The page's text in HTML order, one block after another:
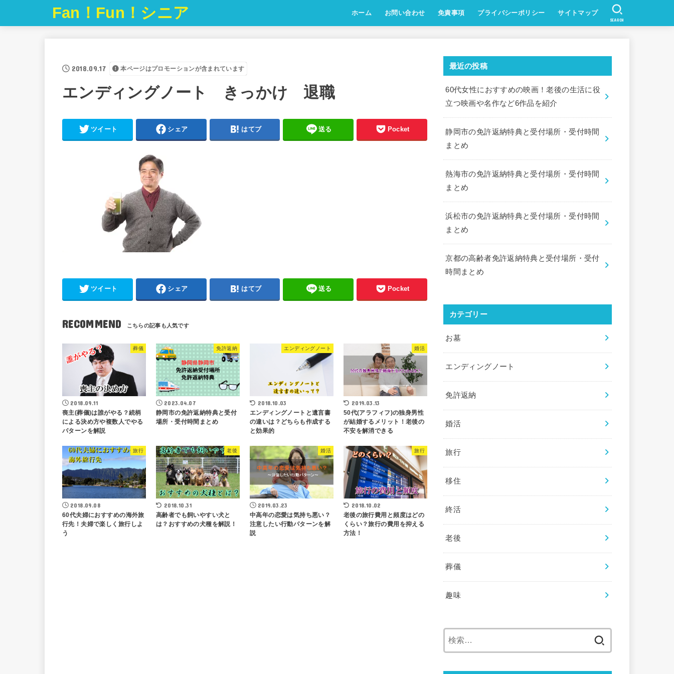
Fan！Fun！シニア ホーム お問い合わせ 免責事項 プライバシーポリシー サイトマップ
SEARCH
2018.09.17 本ページはプロモーションが含まれています
エンディングノート きっかけ 退職
ツイート シェア はてブ 送る Pocket
ツイート シェア はてブ 送る Pocket
RECOMMEND
葬儀
2018.09.11
喪主(葬儀)は誰がやる？続柄
による決め方や複数人でやる
パターンを解説
免許返納
2023.04.07
静岡市の免許返納特典と受付
場所・受付時間まとめ
エンディングノート
2018.10.03
エンディングノートと遺言書
の違いは？どちらも作成する
と効果的
婚活
2019.03.13
50代(アラフィフ)の独身男性
が結婚するメリット！老後の
不安を解消できる
旅行
2018.09.08
60代夫婦におすすめの海外旅
行先！夫婦で楽しく旅行しよ
う
老後
2018.10.31
高齢者でも飼いやすい犬と
は？おすすめの犬種を解説！
婚活
2019.03.23
中高年の恋愛は気持ち悪い？
注意したい行動パターンを解
説
旅行
2018.10.02
老後の旅行費用と頻度はどの
くらい？旅行の費用を抑える
方法！
最近の投稿
60代女性におすすめの映画！老後の生活に役
立つ映画や名作など6作品を紹介
静岡市の免許返納特典と受付場所・受付時間
まとめ
熱海市の免許返納特典と受付場所・受付時間
まとめ
浜松市の免許返納特典と受付場所・受付時間
まとめ
京都の高齢者免許返納特典と受付場所・受付
時間まとめ
カテゴリー
お墓
エンディングノート
免許返納
婚活
旅行
移住
終活
老後
葬儀
趣味